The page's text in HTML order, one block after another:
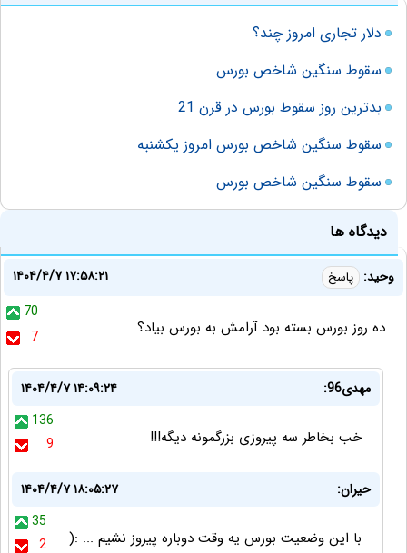
دلار تجاری امروز چند؟
سقوط سنگین شاخص بورس
بدترین روز سقوط بورس در قرن 21
سقوط سنگین شاخص بورس امروز یکشنبه
سقوط سنگین شاخص بورس
دیدگاه ها
وحید: پاسخ
۱۴۰۴/۴/۷ ۱۷:۵۸:۲۱
70
7
ده روز بورس بسته بود آرامش به بورس بیاد؟
مهدی96:
۱۴۰۴/۴/۷ ۱۴:۰۹:۲۴
136
9
خب بخاطر سه پیروزی بزرگمونه دیگه!!!
حیران:
۱۴۰۴/۴/۷ ۱۸:۰۵:۲۷
35
2
با این وضعیت بورس یه وقت دوباره پیروز نشیم ... :(